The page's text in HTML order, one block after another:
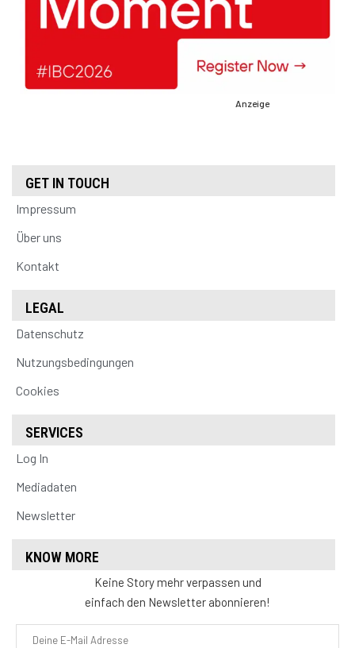
Anzeige
GET IN TOUCH
Impressum
Über uns
Kontakt
LEGAL
Datenschutz
Nutzungsbedingungen
Cookies
SERVICES
Log In
Mediadaten
Newsletter
KNOW MORE
Keine Story mehr verpassen und
einfach den Newsletter abonnieren!